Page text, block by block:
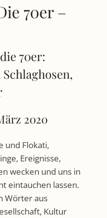
70er –
70er:
2020
und Flokati,
Ereignisse,
wecken und uns in
eintauchen lassen.
Wörter aus
Kultur